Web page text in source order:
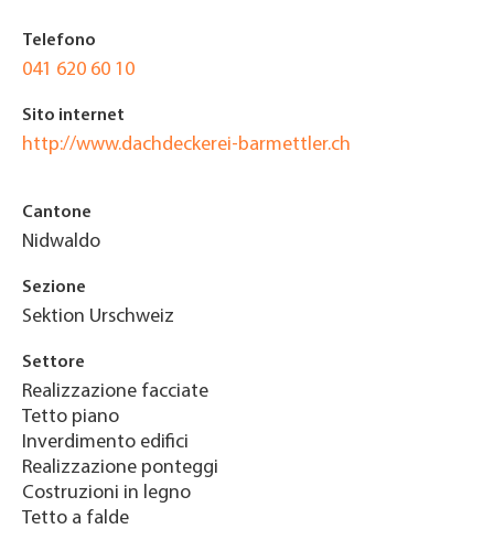
Telefono
041 620 60 10
Sito internet
http://www.dachdeckerei-barmettler.ch
Cantone
Nidwaldo
Sezione
Sektion Urschweiz
Settore
Realizzazione facciate
Tetto piano
Inverdimento edifici
Realizzazione ponteggi
Costruzioni in legno
Tetto a falde